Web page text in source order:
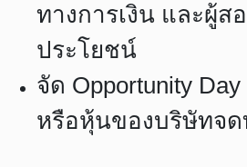
ทางการเงิน และผู้
ประโยชน์
จัด Opportunity
หรือหุ้นของบริษัทจ